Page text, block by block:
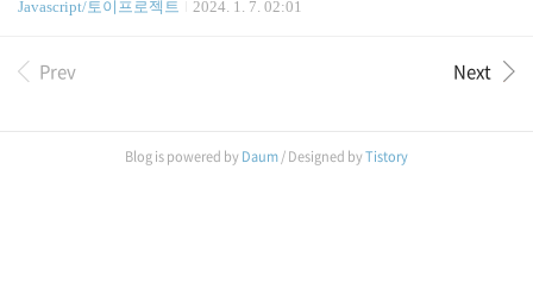
생각에 덜컥 겁이 나버렸다.와디즈에는 시니어 FE
들이 없어진 상태에서 10년 차가 넘어버린다면…? 이
라는 생각이 드는 순간 뭔가 준비를 해야..
고자 냉장고 관리 앱들을 찾아봤지만 내가 만족스러
하지 못했다. 그렇기에 아내를 열심히 꼬셨다. 넘치
Javascript/토이프로젝트 2024. 1. 7. 02:01
Prev Next
Blog is powered by Daum/ Designed byTistory